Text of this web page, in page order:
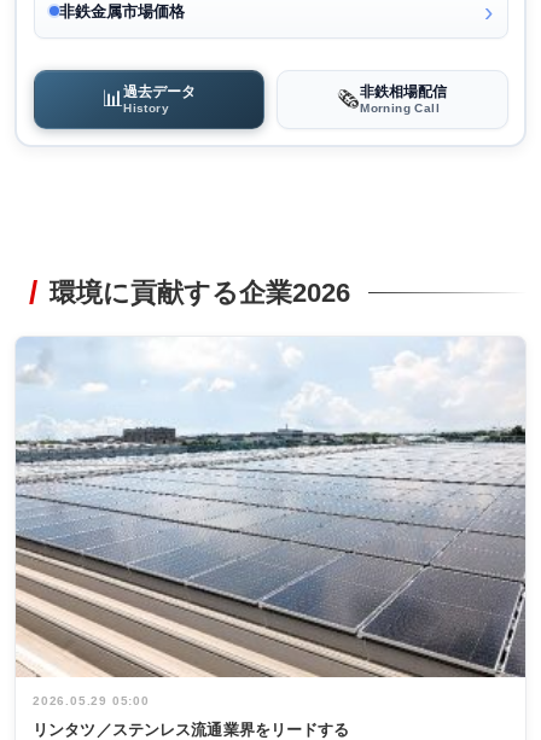
非鉄金属市場価格
📊過去データ
History 🗞️非鉄相場配信
Morning Call
環境に貢献する企業2026
2026.05.29 05:00
リンタツ／ステンレス流通業界をリードする